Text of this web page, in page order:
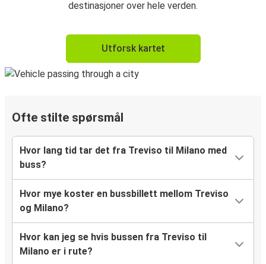
destinasjoner over hele verden.
Utforsk kartet
Ofte stilte spørsmål
Hvor lang tid tar det fra Treviso til Milano med
buss?
Hvor mye koster en bussbillett mellom Treviso
og Milano?
Hvor kan jeg se hvis bussen fra Treviso til
Milano er i rute?